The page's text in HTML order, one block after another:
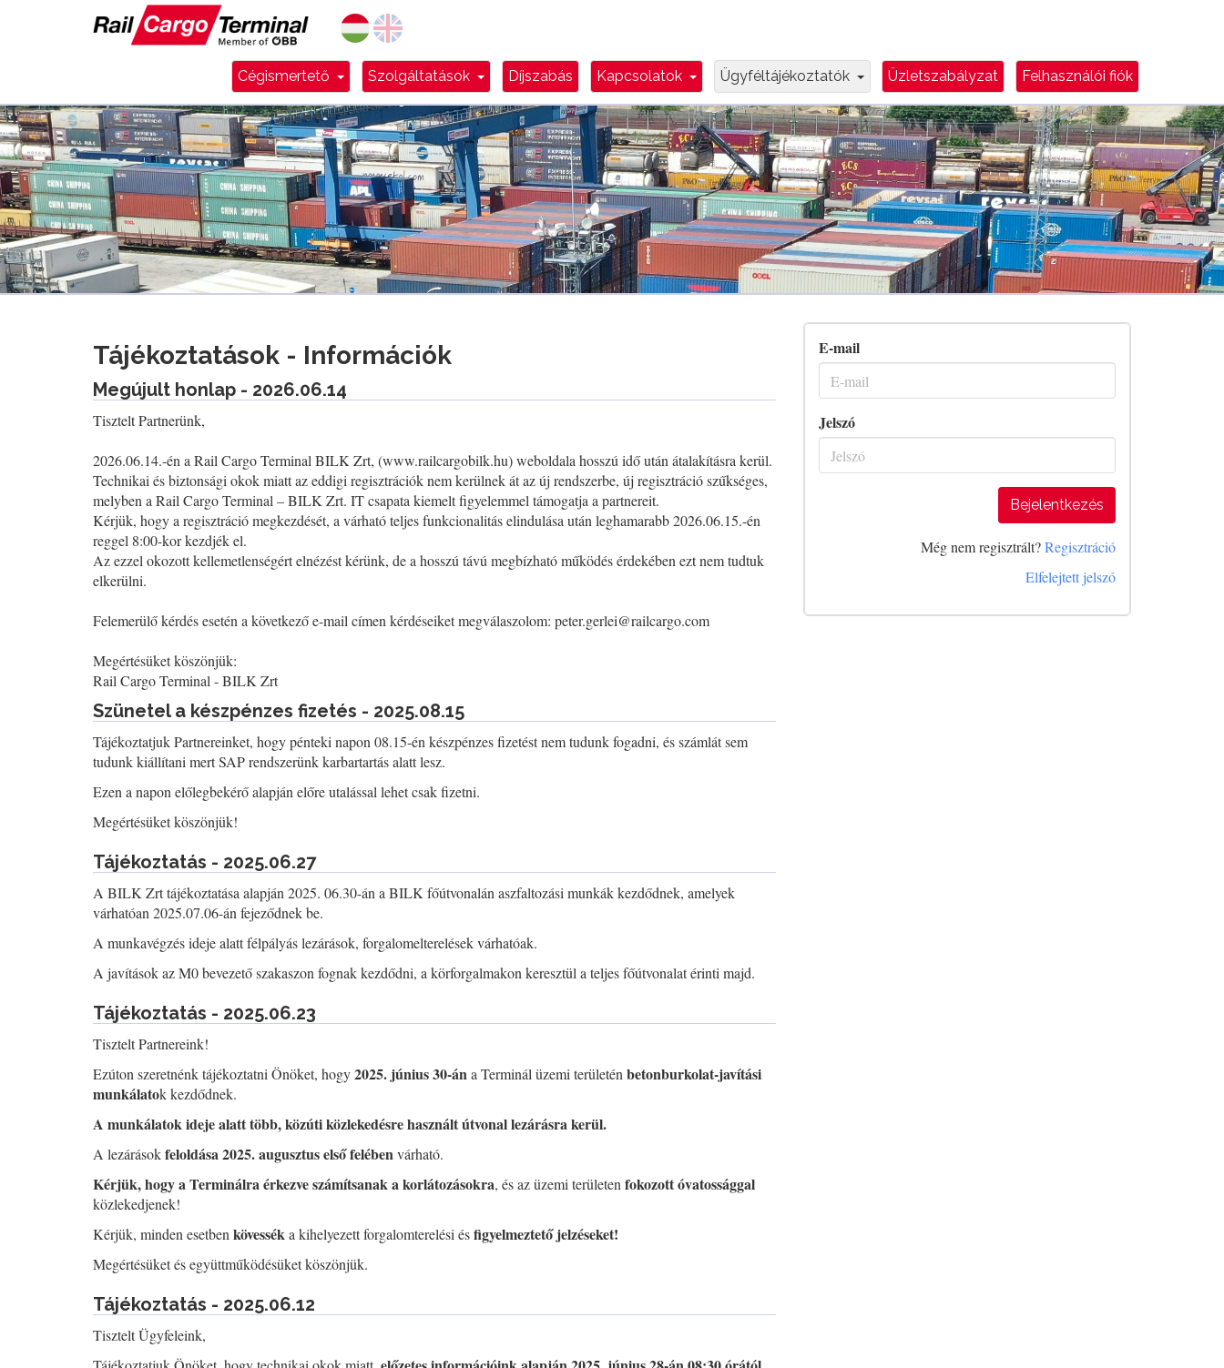
Cégismertető Dropdown Toggle
Szolgáltatások Dropdown Toggle
Díjszabás Kapcsolatok Dropdown Toggle
Ügyféltájékoztatók Dropdown Toggle
Üzletszabályzat Felhasználói fiók
Tájékoztatások - Információk
Megújult honlap - 2026.06.14
Tisztelt Partnerünk,
2026.06.14.-én a Rail Cargo Terminal BILK Zrt, (www.railcargobilk.hu) weboldala hosszú idő után átalakításra kerül.
Technikai és biztonsági okok miatt az eddigi regisztrációk nem kerülnek át az új rendszerbe, új regisztráció szűkséges,
melyben a Rail Cargo Terminal – BILK Zrt. IT csapata kiemelt figyelemmel támogatja a partnereit.
Kérjük, hogy a regisztráció megkezdését, a várható teljes funkcionalitás elindulása után leghamarabb 2026.06.15.-én
reggel 8:00-kor kezdjék el.
Az ezzel okozott kellemetlenségért elnézést kérünk, de a hosszú távú megbízható működés érdekében ezt nem tudtuk
elkerülni.
Felemerülő kérdés esetén a következő e-mail címen kérdéseiket megválaszolom: peter.gerlei@railcargo.com
Megértésüket köszönjük:
Rail Cargo Terminal - BILK Zrt
Szünetel a készpénzes fizetés - 2025.08.15
Tájékoztatjuk Partnereinket, hogy pénteki napon 08.15-én készpénzes fizetést nem tudunk fogadni, és számlát sem
tudunk kiállítani mert SAP rendszerünk karbartartás alatt lesz.
Ezen a napon előlegbekérő alapján előre utalással lehet csak fizetni.
Megértésüket köszönjük!
Tájékoztatás - 2025.06.27
A BILK Zrt tájékoztatása alapján 2025. 06.30-án a BILK főútvonalán aszfaltozási munkák kezdődnek, amelyek
várhatóan 2025.07.06-án fejeződnek be.
A munkavégzés ideje alatt félpályás lezárások, forgalomelterelések várhatóak.
A javítások az M0 bevezető szakaszon fognak kezdődni, a körforgalmakon keresztül a teljes főútvonalat érinti majd.
Tájékoztatás - 2025.06.23
Tisztelt Partnereink!
Ezúton szeretnénk tájékoztatni Önöket, hogy2025. június 30-ána Terminál üzemi területén betonburkolat-javítási
munkálatok kezdődnek.
A munkálatok ideje alatt több, közúti közlekedésre használt útvonal lezárásra kerül.
A lezárásokfeloldása 2025. augusztus első felébenvárható.
Kérjük, hogy a Terminálra érkezve számítsanak a korlátozásokra, és az üzemi területen fokozott óvatossággal
közlekedjenek!
Kérjük, minden esetben kövesséka kihelyezett forgalomterelési ésfigyelmeztető jelzéseket!
Megértésüket és együttműködésüket köszönjük.
Tájékoztatás - 2025.06.12
Tisztelt Ügyfeleink,
E-mail
Jelszó
Bejelentkezés
Még nem regisztrált?Regisztráció
Elfelejtett jelszó